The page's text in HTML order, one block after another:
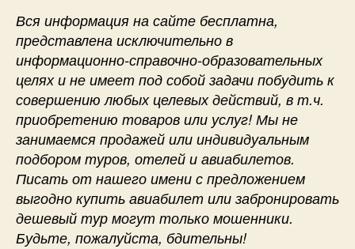
Вся информация на сайте бесплатна,
представлена исключительно в
информационно-справочно-образовательных
целях и не имеет под собой задачи побудить к
совершению любых целевых действий, в т.ч.
приобретению товаров или услуг! Мы не
занимаемся продажей или индивидуальным
подбором туров, отелей и авиабилетов.
Писать от нашего имени с предложением
выгодно купить авиабилет или забронировать
дешевый тур могут только мошенники.
Будьте, пожалуйста, бдительны!